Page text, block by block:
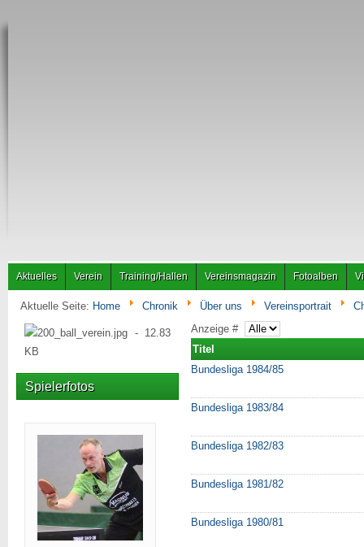
Aktuelles Verein Training/Hallen Vereinsmagazin Fotoalben
Aktuelle Seite: Home Chronik Über uns Vereinsportrait
Anzeige #
Titel
Bundesliga 1984/85
Bundesliga 1983/84
Bundesliga 1982/83
Bundesliga 1981/82
Bundesliga 1980/81
Spielerfotos